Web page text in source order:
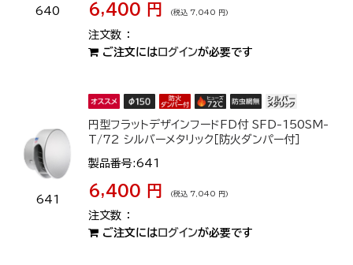
640 6,400 円 (税込 7,040 円)
ご注文にはログインが必要です
641
円型フラットデザインフードFD付 SFD-150SM-
T/72 シルバーメタリック［防火ダンパー付］
製品番号:641
6,400 円 (税込 7,040 円)
ご注文には ログインが必要です